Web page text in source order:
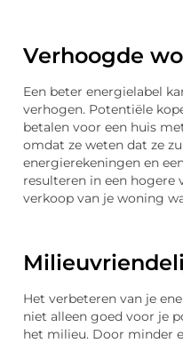
Verhoogde
Een beter energielabel
verhogen. Potentiële
betalen voor een huis
omdat ze weten dat ze
energierekeningen en
resulteren in een hogere
verkoop van je woning
Het verbeteren van je
niet alleen goed voor je
het milieu. Door minder